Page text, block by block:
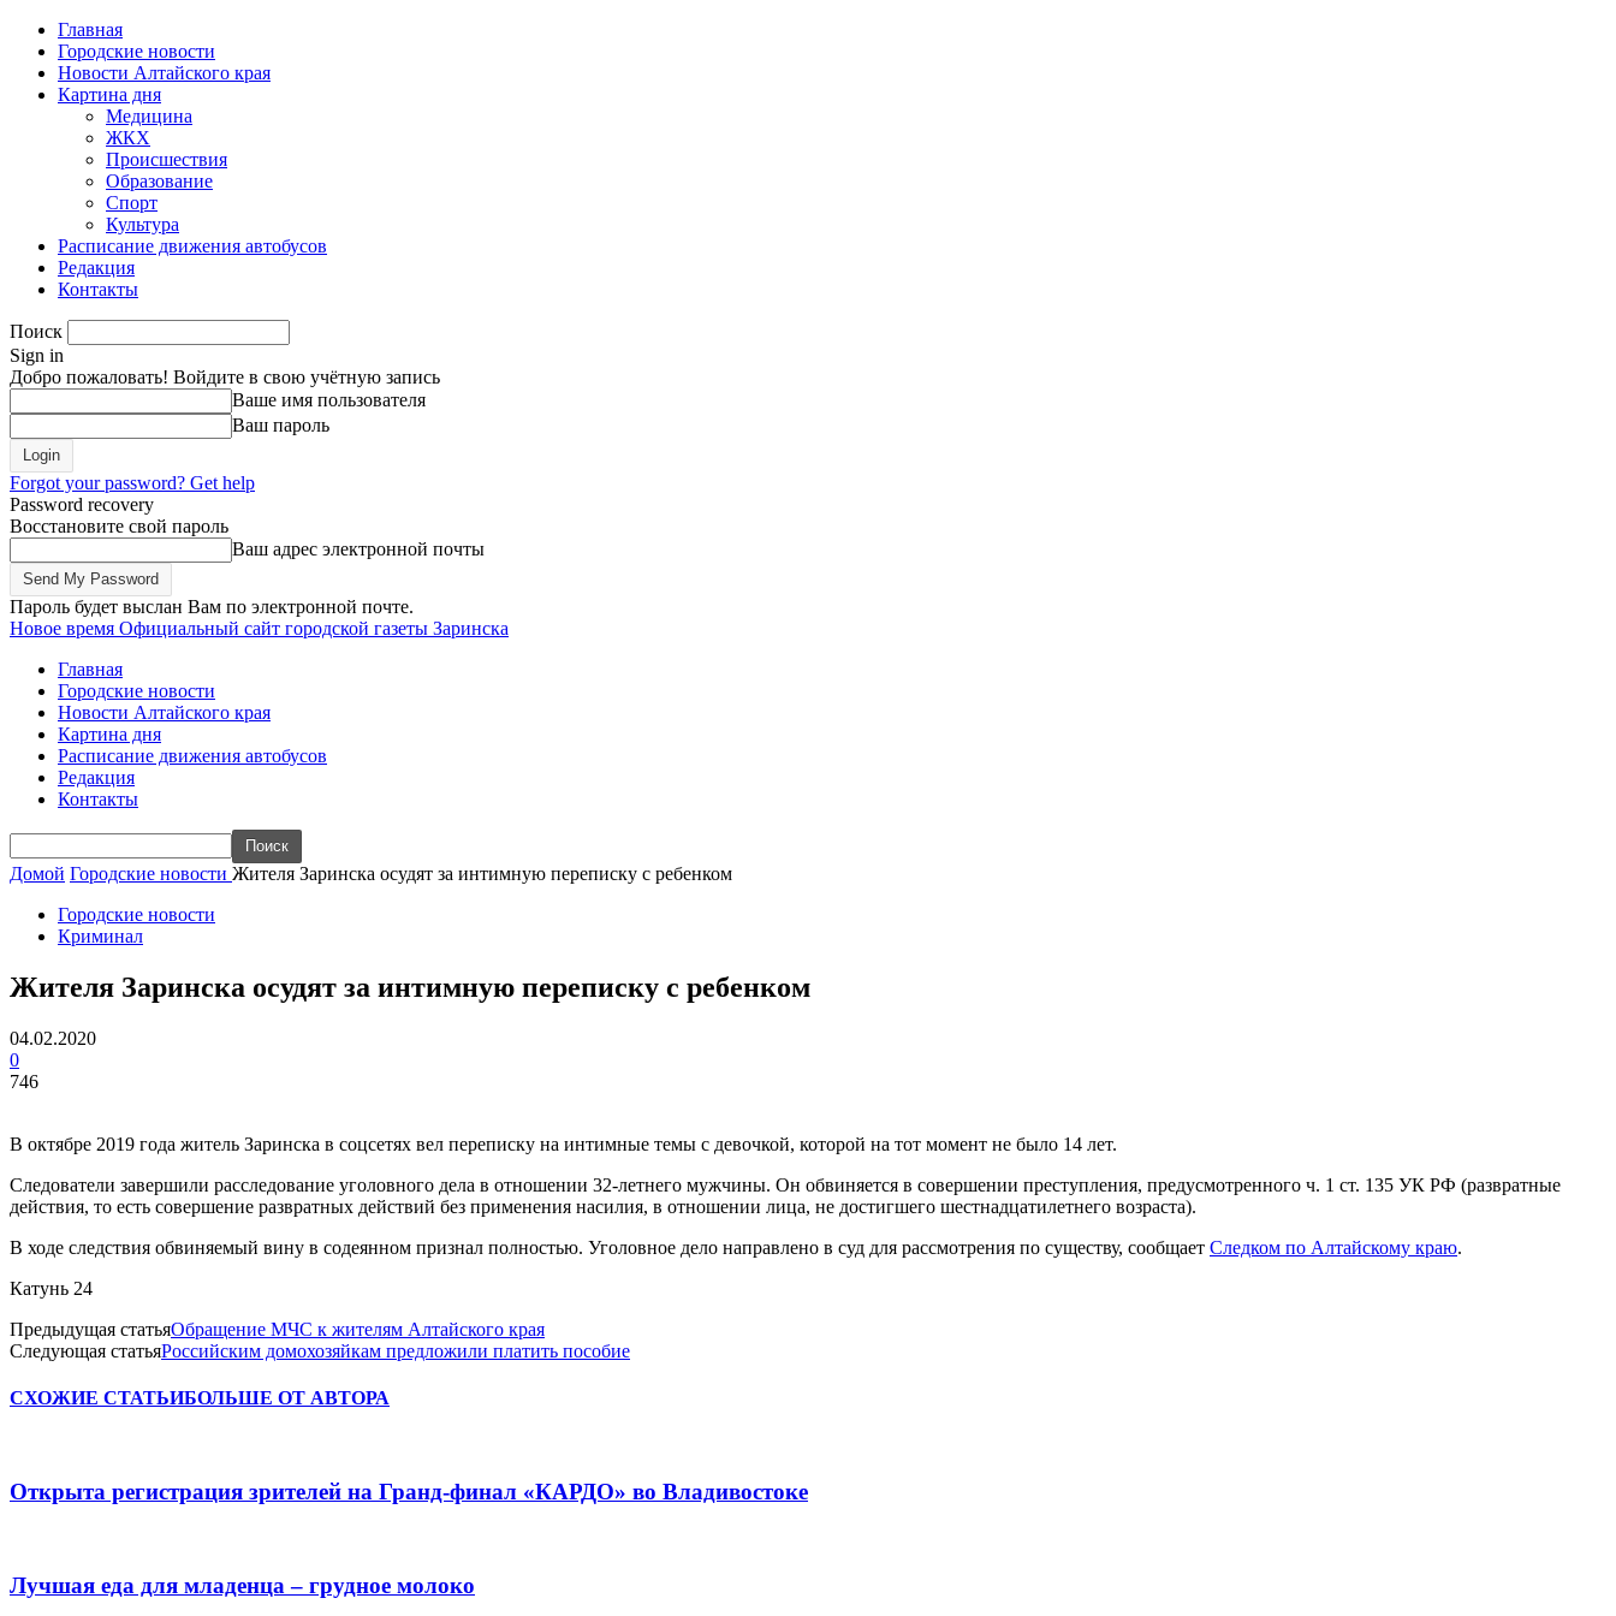
Главная
Городские новости
Новости Алтайского края
Картина дня
Медицина
ЖКХ
Происшествия
Образование
Спорт
Культура
Расписание движения автобусов
Редакция
Контакты
Поиск
Sign in
Добро пожаловать! Войдите в свою учётную запись
Ваше имя пользователя
Ваш пароль
Forgot your password? Get help
Password recovery
Восстановите свой пароль
Ваш адрес электронной почты
Пароль будет выслан Вам по электронной почте.
Новое время Официальный сайт городской газеты Заринска
Главная
Городские новости
Новости Алтайского края
Картина дня
Расписание движения автобусов
Редакция
Контакты
Домой Городские новости Жителя Заринска осудят за интимную переписку с ребенком
Городские новости
Криминал
Жителя Заринска осудят за интимную переписку с ребенком
04.02.2020
0
746
В октябре 2019 года житель Заринска в соцсетях вел переписку на интимные темы с девочкой, которой на тот момент не было 14 лет.
Следователи завершили расследование уголовного дела в отношении 32-летнего мужчины. Он обвиняется в совершении преступления, предусмотренного ч. 1 ст. 135 УК РФ (развратные
действия, то есть совершение развратных действий без применения насилия, в отношении лица, не достигшего шестнадцатилетнего возраста).
В ходе следствия обвиняемый вину в содеянном признал полностью. Уголовное дело направлено в суд для рассмотрения по существу, сообщает Следком по Алтайскому краю.
Катунь 24
Предыдущая статьяОбращение МЧС к жителям Алтайского края
Следующая статьяРоссийским домохозяйкам предложили платить пособие
СХОЖИЕ СТАТЬИБОЛЬШЕ ОТ АВТОРА
Открыта регистрация зрителей на Гранд-финал «КАРДО» во Владивостоке
Лучшая еда для младенца – грудное молоко